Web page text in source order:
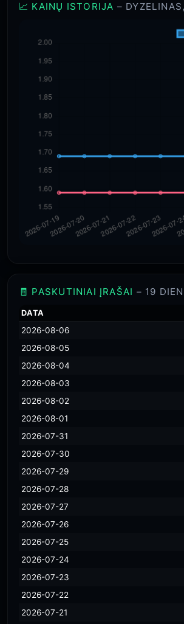
📈 KAINŲ ISTORIJA –
🧾 PASKUTINIAI ĮRAŠAI – 19
DATA
2026-08-06
2026-08-05
2026-08-04
2026-08-03
2026-08-02
2026-08-01
2026-07-31
2026-07-30
2026-07-29
2026-07-28
2026-07-27
2026-07-26
2026-07-25
2026-07-24
2026-07-23
2026-07-22
2026-07-21